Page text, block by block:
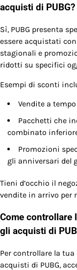
acquisti di PUBG?
Sì, PUBG presenta
essere acquistati
stagionali e
ridotti su specifici
Esempi di sconti
Vendite a
Pacchetti che
combinato
Promozioni
gli anniversari del
Tieni d’occhio il
vendite in arrivo per
Come controllare
gli acquisti di
Per controllare la
acquisti di PUBG,